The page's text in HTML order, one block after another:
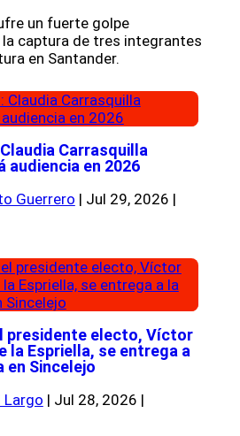
un fuerte golpe
captura de tres integrantes
en Santander.
Carrasquilla
audiencia en 2026
Guerrero | Jul 29, 2026 |
presidente electo, Víctor
la Espriella, se entrega a
en Sincelejo
Largo | Jul 28, 2026 |